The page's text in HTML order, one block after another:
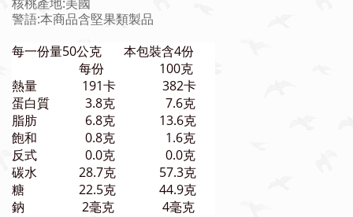
警語:本商品含堅果類製品
每一份量50公克 本包裝含4份
每份
100克
熱量
191卡
382卡
蛋白質
3.8克
7.6克
脂肪
6.8克
13.6克
飽和
0.8克
1.6克
反式
0.0克
0.0克
碳水
28.7克
57.3克
糖
22.5克
44.9克
鈉
2毫克 4毫克